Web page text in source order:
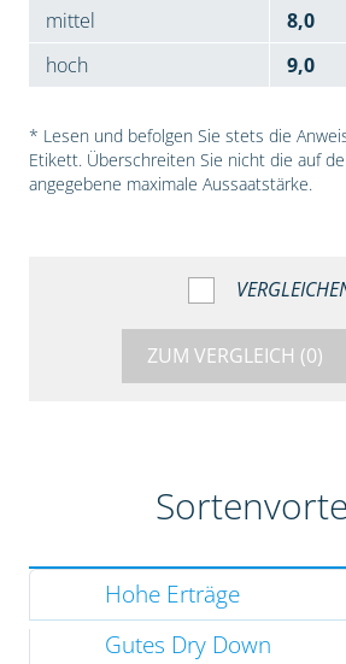
mittel
8,0
hoch
9,0
* Lesen und befolgen Sie stets die
Etikett. Überschreiten Sie nicht die auf
angegebene maximale Aussaatstärke.
ZUM VERGLEICH (0)
Hohe Erträge
Gutes Dry Down